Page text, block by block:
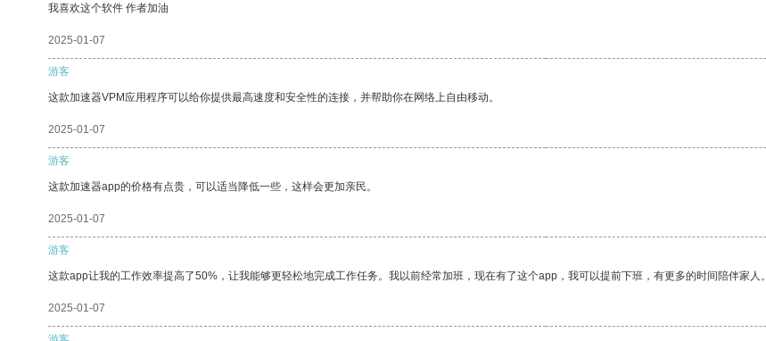
我喜欢这个软件 作者加油
2025-01-07
游客
这款加速器VPM应用程序可以给你提供最高速度和安全性的连接，并帮助你在网络上自由移动。
2025-01-07
游客
这款加速器app的价格有点贵，可以适当降低一些，这样会更加亲民。
2025-01-07
游客
这款app让我的工作效率提高了50%，让我能够更轻松地完成工作任务。我以前经常加班，现在有了这个app，我可以提前下班，有更多的时间陪伴家人。
2025-01-07